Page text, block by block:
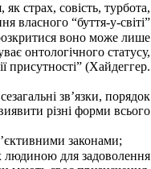
страх, совість, турбота,
власного “буття-у-світі”
воно може лише
онтологічного статусу,
присутності” (Хайдеггер.
зв’язки, порядок
різні форми всього
законами;
людиною для задоволення